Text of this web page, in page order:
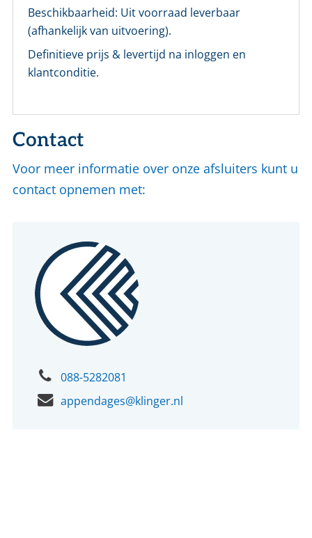
Beschikbaarheid: Uit voorraad leverbaar
(afhankelijk van uitvoering).
Definitieve prijs & levertijd na inloggen en
klantconditie.
Contact
Voor meer informatie over onze afsluiters kunt u
contact opnemen met:
088-5282081
appendages@klinger.nl